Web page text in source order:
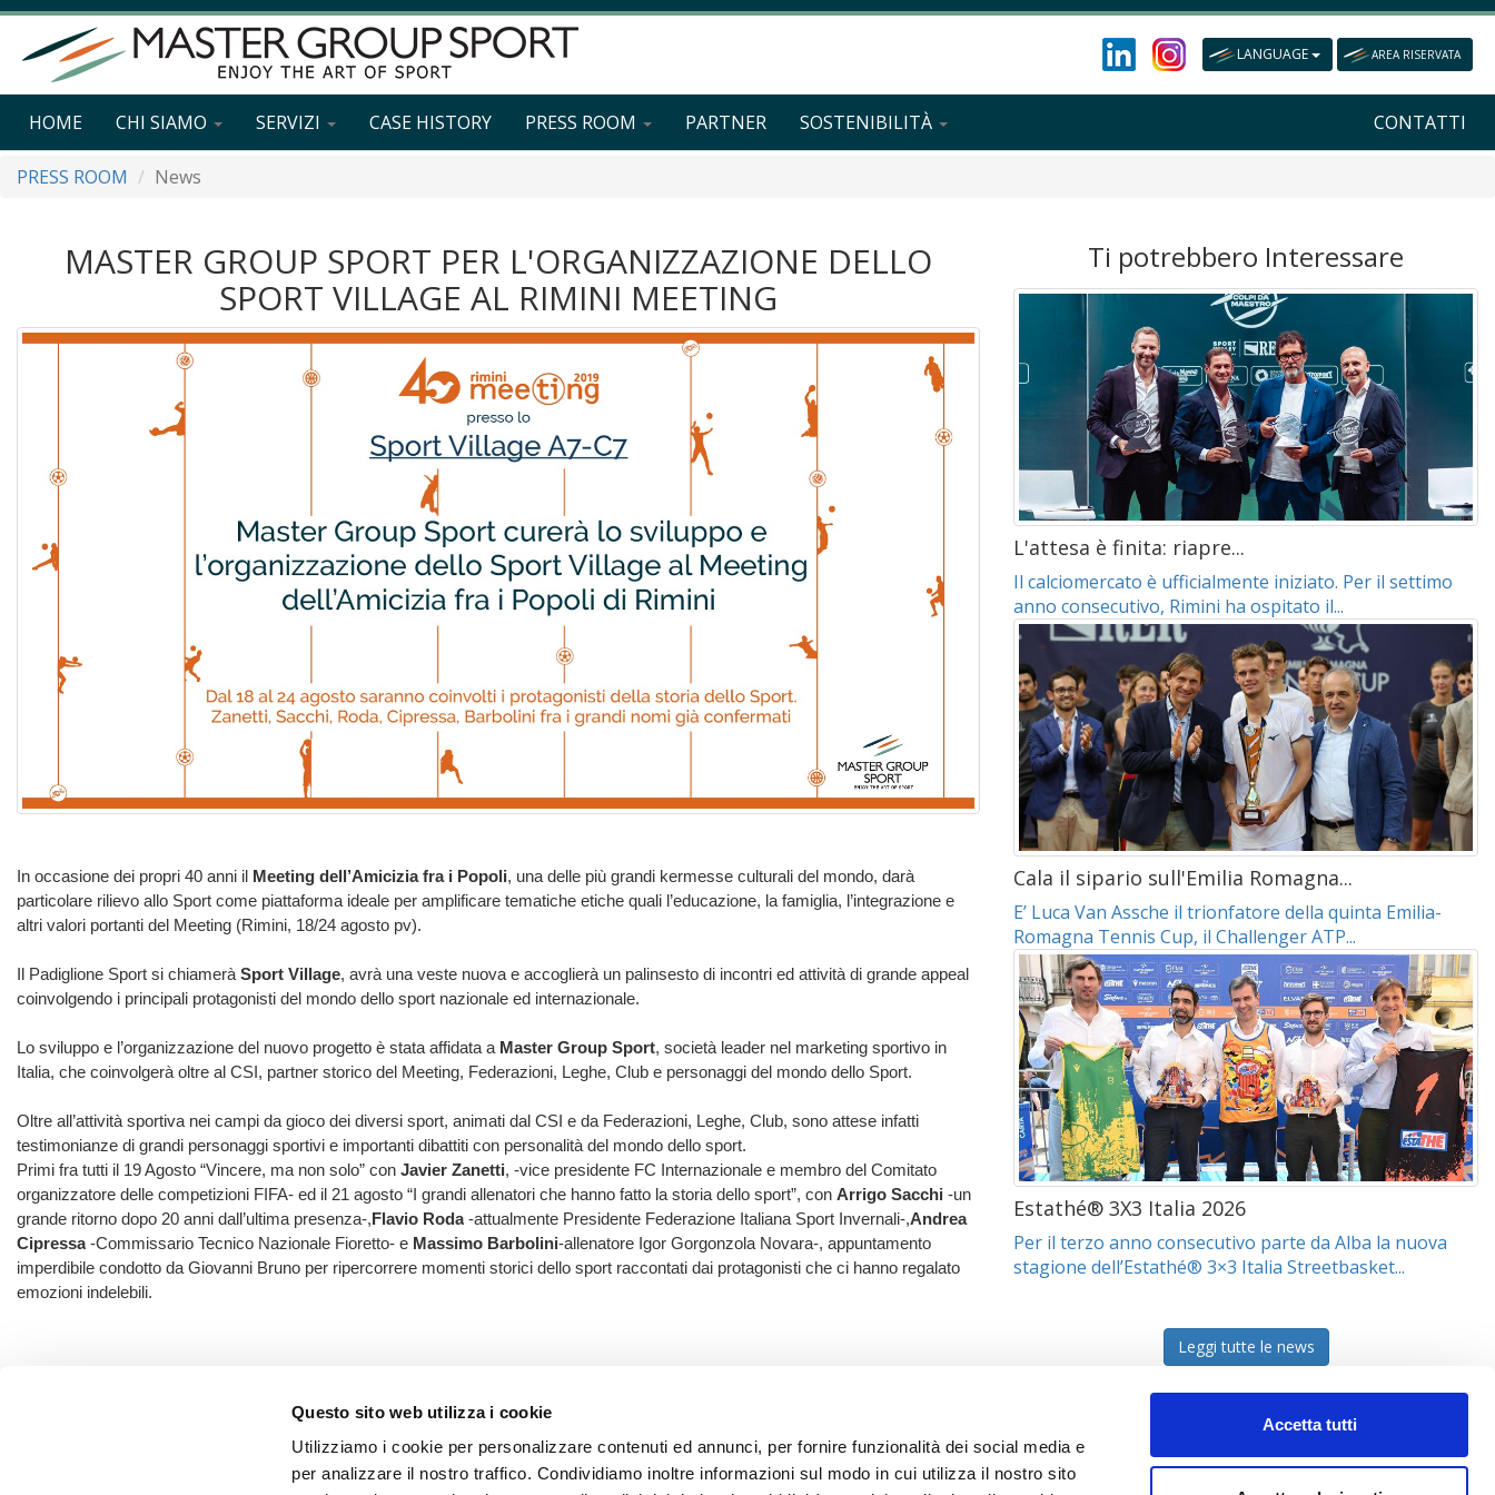
Questo sito web utilizza i cookie
Utilizziamo i cookie per personalizzare contenuti ed annunci, per fornire funzionalità dei social media e
per analizzare il nostro traffico. Condividiamo inoltre informazioni sul modo in cui utilizza il nostro sito
Accetta tutti
LANGUAGE AREA RISERVATA
HOME CHI SIAMO SERVIZI CASE HISTORY PRESS ROOM PARTNER SOSTENIBILITÀ CONTATTI
PRESS ROOM News
MASTER GROUP SPORT PER L'ORGANIZZAZIONE DELLO
SPORT VILLAGE AL RIMINI MEETING
In occasione dei propri 40 anni il Meeting dell’Amicizia fra i Popoli, una delle più grandi kermesse culturali del mondo, darà
particolare rilievo allo Sport come piattaforma ideale per amplificare tematiche etiche quali l’educazione, la famiglia, l’integrazione e
altri valori portanti del Meeting (Rimini, 18/24 agosto pv).
Il Padiglione Sport si chiamerà Sport Village, avrà una veste nuova e accoglierà un palinsesto di incontri ed attività di grande appeal
coinvolgendo i principali protagonisti del mondo dello sport nazionale ed internazionale.
Lo sviluppo e l’organizzazione del nuovo progetto è stata affidata a Master Group Sport, società leader nel marketing sportivo in
Italia, che coinvolgerà oltre al CSI, partner storico del Meeting, Federazioni, Leghe, Club e personaggi del mondo dello Sport.
Oltre all’attività sportiva nei campi da gioco dei diversi sport, animati dal CSI e da Federazioni, Leghe, Club, sono attese infatti
testimonianze di grandi personaggi sportivi e importanti dibattiti con personalità del mondo dello sport.
Primi fra tutti il 19 Agosto “Vincere, ma non solo” con Javier Zanetti, -vice presidente FC Internazionale e membro del Comitato
organizzatore delle competizioni FIFA- ed il 21 agosto “I grandi allenatori che hanno fatto la storia dello sport”, con Arrigo Sacchi -un
grande ritorno dopo 20 anni dall’ultima presenza-,Flavio Roda -attualmente Presidente Federazione Italiana Sport Invernali-,Andrea
Cipressa -Commissario Tecnico Nazionale Fioretto- e Massimo Barbolini-allenatore Igor Gorgonzola Novara-, appuntamento
imperdibile condotto da Giovanni Bruno per ripercorrere momenti storici dello sport raccontati dai protagonisti che ci hanno regalato
emozioni indelebili.
Ti potrebbero Interessare
L'attesa è finita: riapre...
Il calciomercato è ufficialmente iniziato. Per il settimo
anno consecutivo, Rimini ha ospitato il...
Cala il sipario sull'Emilia Romagna...
E’ Luca Van Assche il trionfatore della quinta Emilia-
Romagna Tennis Cup, il Challenger ATP...
Estathé® 3X3 Italia 2026
Per il terzo anno consecutivo parte da Alba la nuova
stagione dell’Estathé® 3×3 Italia Streetbasket...
Leggi tutte le news